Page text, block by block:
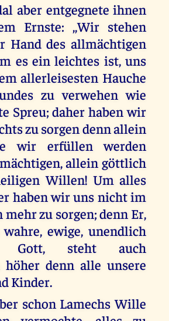
aber entgegnete ihnen
Ernste: ,,Wir stehen
Hand des allmächtigen
es ein leichtes ist, uns
allerleisesten Hauche
zu verwehen wie
Spreu; daher haben wir
zu sorgen denn allein
wir erfüllen werden
allein göttlich
Willen! Um alles
haben wir uns nicht im
zu sorgen; denn Er,
ewige, unendlich
Gott, steht auch
höher denn alle unsere
Kinder.
schon Lamechs Wille